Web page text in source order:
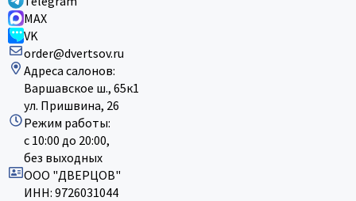
MAX
VK
order@dvertsov.ru
Адреса салонов:
Варшавское ш., 65к1
ул. Пришвина, 26
Режим работы:
с 10:00 до 20:00,
без выходных
ООО "ДВЕРЦОВ"
ИНН: 9726031044